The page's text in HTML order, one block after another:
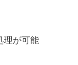
理が可能